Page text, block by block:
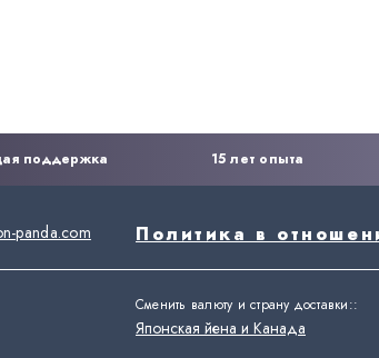
поддержка 15 лет опыта
panda.com Политика в
Сменить валюту и страну доставки::
Японская йена и Канада